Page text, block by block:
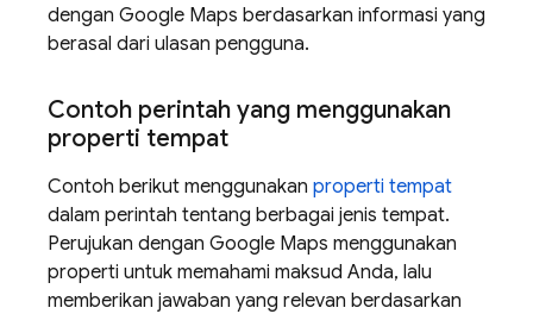
dengan Google Maps berdasarkan informasi yang
berasal dari ulasan pengguna.
Contoh perintah yang menggunakan
properti tempat
Contoh berikut menggunakan properti tempat
dalam perintah tentang berbagai jenis tempat.
Perujukan dengan Google Maps menggunakan
properti untuk memahami maksud Anda, lalu
memberikan jawaban yang relevan berdasarkan